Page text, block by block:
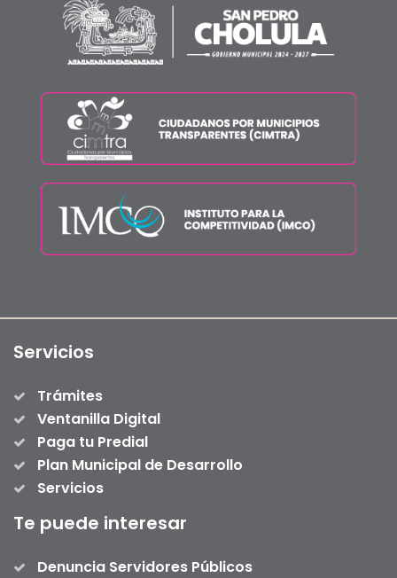
Servicios
Trámites
Ventanilla Digital
Paga tu Predial
Plan Municipal de Desarrollo
Servicios
Te puede interesar
Denuncia Servidores Públicos